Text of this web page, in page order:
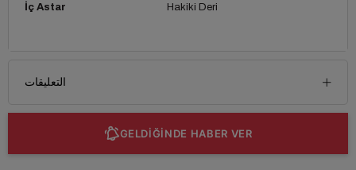
İç Astar Hakiki Deri
التعليقات
GELDİĞİNDE HABER VER